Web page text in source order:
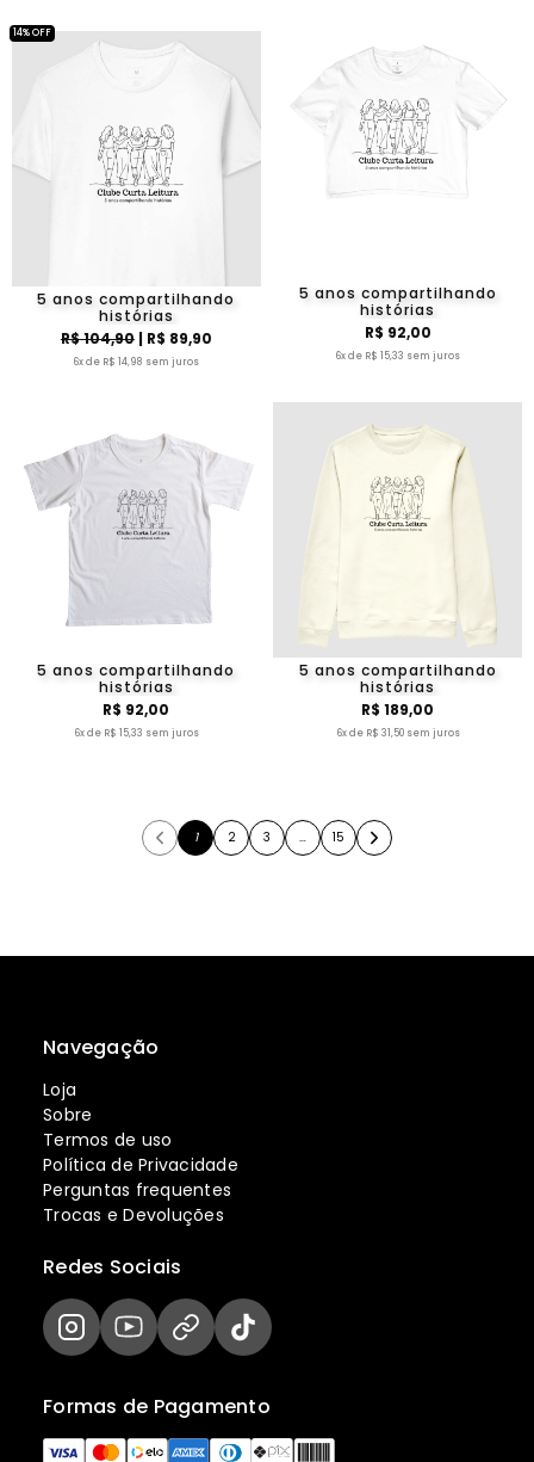
5 anos compartilhando
histórias
R$ 104,90| R$ 89,90
6x de R$ 14,98 sem juros
14% OFF
5 anos compartilhando
histórias
R$ 92,00
6x de R$ 15,33 sem juros
5 anos compartilhando
histórias
R$ 92,00
6x de R$ 15,33 sem juros
5 anos compartilhando
histórias
R$ 189,00
6x de R$ 31,50 sem juros
1 2 3 … 15
Navegação
Loja
Sobre
Termos de uso
Política de Privacidade
Perguntas frequentes
Trocas e Devoluções
Formas de Pagamento
Redes Sociais